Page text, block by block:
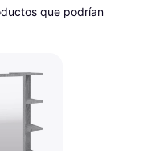
que podrían